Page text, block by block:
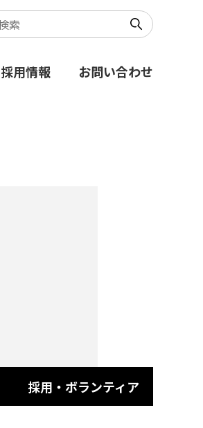
採用情報 お問い合わせ
採用・ボランティア